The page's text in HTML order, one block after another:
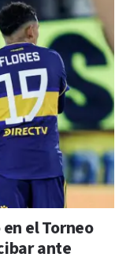
el Torneo
ante